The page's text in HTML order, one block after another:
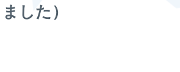
した）